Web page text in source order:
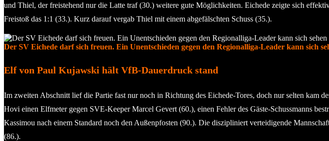
und Thiel, der freistehend nur die Latte traf (30.) weitere gute Möglichkeiten. Eichede zeigte sich
Freistoß das 1:1 (33.). Kurz darauf vergab Thiel mit einem abgefälschten Schuss (35.).
Der SV Eichede darf sich freuen. Ein Unentschieden gegen den Regionalliga-Leader kann sich
Elf von Paul Kujawski hält VfB-Dauerdruck stand
Im zweiten Abschnitt lief die Partie fast nur noch in Richtung des Eichede-Tores, doch nur selten
Hovi einen Elfmeter gegen SVE-Keeper Marcel Gevert (60.), einen Fehler des Gäste-Schussmanns
Kassimou nach einem Standard noch den Außenpfosten (90.). Die diszipliniert verteidigende
(86.).